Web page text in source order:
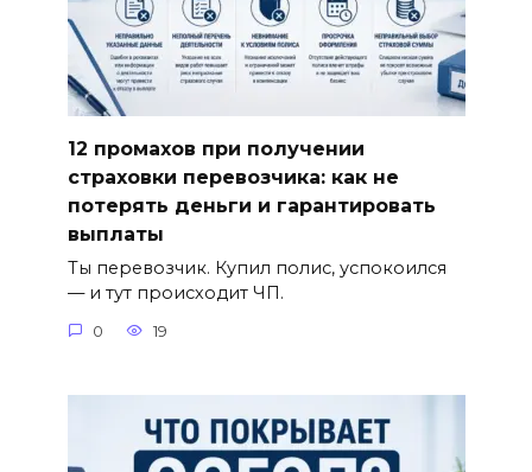
12 промахов при получении
страховки перевозчика: как не
потерять деньги и гарантировать
выплаты
Ты перевозчик. Купил полис, успокоился
— и тут происходит ЧП.
0 19